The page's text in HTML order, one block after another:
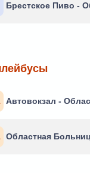
Брестское Пиво -
Автовокзал -
Областная